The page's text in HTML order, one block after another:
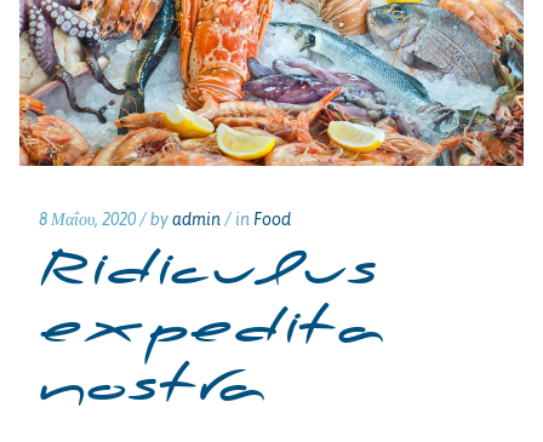
8 Μαΐου, 2020 /byadmin/ in Food
Ridiculus
expedita
nostra